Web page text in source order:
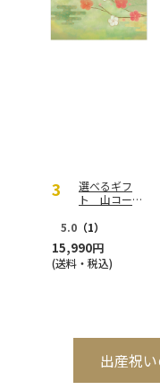
選べるギフ
ト 山コース
5.0 （1）
15,990円
(送料・税込)
出産祝